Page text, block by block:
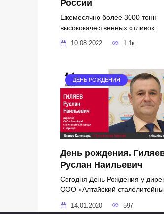
России
Ежемесячно более 3000 тонн
высококачественных отливок
10.08.2022 1.1к.
ДЕНЬ РОЖДЕНИЯ
День рождения.
Руслан Наильевич
Сегодня День Рождения у
ООО «Алтайский
14.01.2020 597